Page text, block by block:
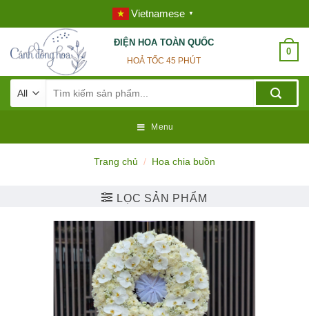
to
content
Vietnamese ▼
ĐIỆN HOA TOÀN QUỐC
HOẢ TỐC 45 PHÚT
0
kiếm:
Menu
Trang chủ / Hoa chia buồn
LỌC SẢN PHẨM